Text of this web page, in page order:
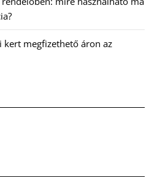
kert megfizethető áron az